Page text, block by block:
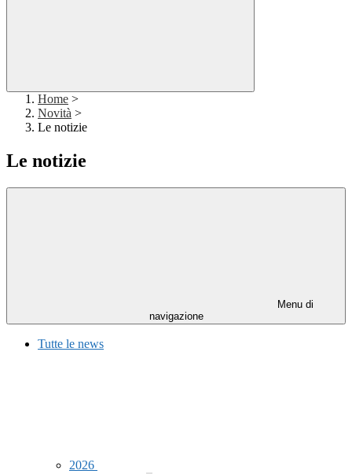
Home >
Novità >
Le notizie
Le notizie
Menu di
navigazione
Tutte le news
2026